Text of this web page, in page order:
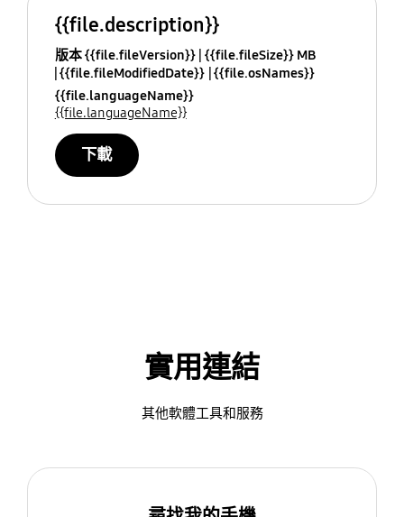
{{file.description}}
版本 {{file.fileVersion}} {{file.fileSize}} MB
{{file.fileModifiedDate}} {{file.osNames}}
{{file.languageName}}
{{file.languageName}}
下載
實用連結
其他軟體工具和服務